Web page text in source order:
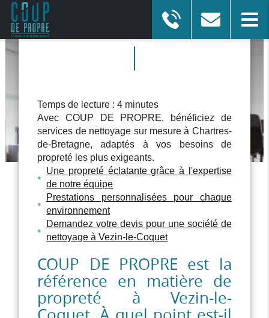
Afficher le numéro En savoir plus
NETTOYAGE VEZIN-LE-
COQUET
Temps de lecture : 4 minutes
Avec COUP DE PROPRE, bénéficiez de
services de nettoyage sur mesure à Chartres-
de-Bretagne, adaptés à vos besoins de
propreté les plus exigeants.
Une propreté éclatante grâce à l'expertise
de notre équipe
Prestations personnalisées pour chaque
environnement
Demandez votre devis pour une société de
nettoyage à Vezin-le-Coquet
COUP DE PROPRE est la
référence en matière de
propreté à Vezin-le-